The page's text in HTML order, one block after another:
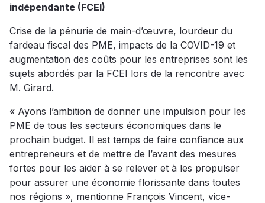
indépendante (FCEI)
Crise de la pénurie de main-d’œuvre, lourdeur du
fardeau fiscal des PME, impacts de la COVID-19 et
augmentation des coûts pour les entreprises sont les
sujets abordés par la FCEI lors de la rencontre avec
M. Girard.
« Ayons l’ambition de donner une impulsion pour les
PME de tous les secteurs économiques dans le
prochain budget. Il est temps de faire confiance aux
entrepreneurs et de mettre de l’avant des mesures
fortes pour les aider à se relever et à les propulser
pour assurer une économie florissante dans toutes
nos régions », mentionne François Vincent, vice-